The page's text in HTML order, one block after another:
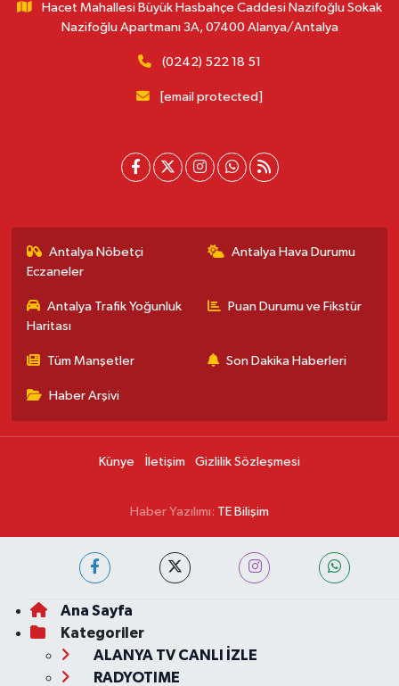
Hacet Mahallesi Büyük Hasbahçe Caddesi Nazifoğlu Sokak
Nazifoğlu Apartmanı 3A, 07400 Alanya/Antalya
(0242) 522 18 51
[email protected]
Antalya Nöbetçi
Eczaneler
Antalya Hava Durumu
Antalya Trafik Yoğunluk
Haritası
Puan Durumu ve Fikstür
Tüm Manşetler Son Dakika Haberleri
Haber Arşivi
Künye İletişim Gizlilik Sözleşmesi
Haber Yazılımı: TE Bilişim
Ana Sayfa
Kategoriler
ALANYA TV CANLI İZLE
RADYOTIME